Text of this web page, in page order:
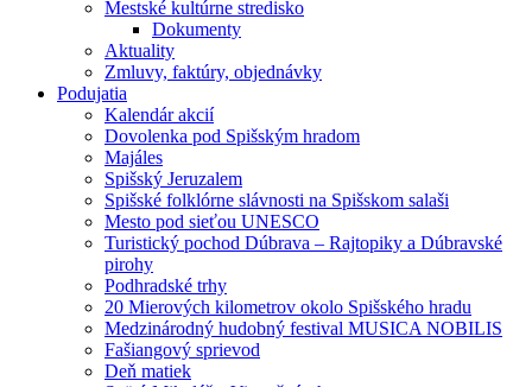
Mestské kultúrne stredisko
Dokumenty
Aktuality
Zmluvy, faktúry, objednávky
Podujatia
Kalendár akcií
Dovolenka pod Spišským hradom
Majáles
Spišský Jeruzalem
Spišské folklórne slávnosti na Spišskom salaši
Mesto pod sieťou UNESCO
Turistický pochod Dúbrava – Rajtopiky a Dúbravské
pirohy
Podhradské trhy
20 Mierových kilometrov okolo Spišského hradu
Medzinárodný hudobný festival MUSICA NOBILIS
Fašiangový sprievod
Deň matiek